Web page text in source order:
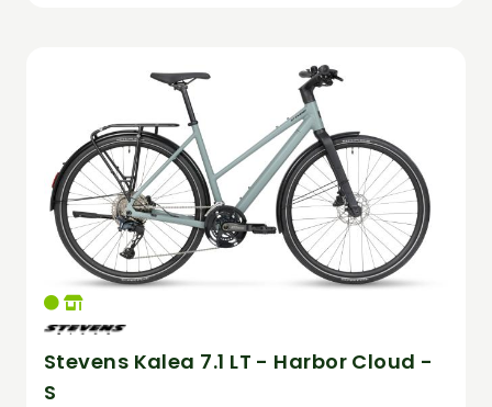
Stevens Kalea 7.1 LT - Harbor Cloud -
S